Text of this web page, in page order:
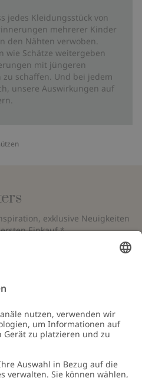
jedes Kleidungsstück von
mehrerer Kinder
den Nähten verwoben.
wie Schätze weitergeben
mit jüngeren
schaffen. Und bei jedem
unsere Auswirkungen auf
exklusive Neuigkeiten
Einkauf.*
ist nicht mit anderen Rabatten
für limitierte Artikel. Bitte
unsere
Schicken